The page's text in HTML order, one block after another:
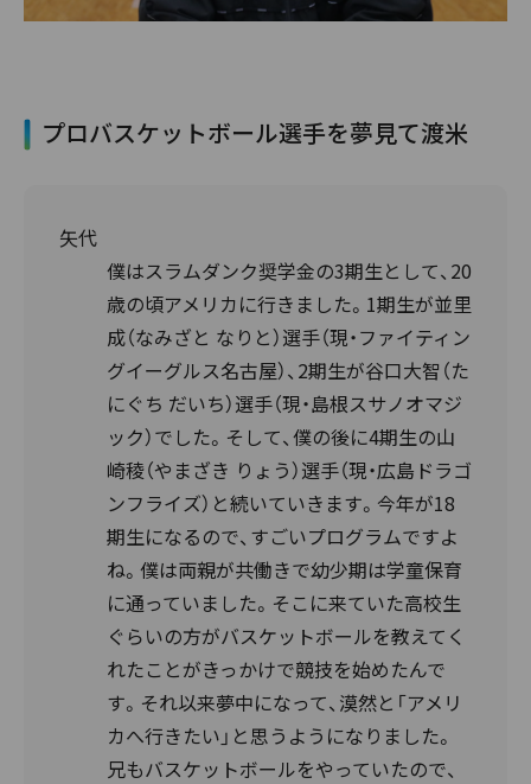
プロバスケットボール選手を夢見て渡米
矢代
僕はスラムダンク奨学金の3期生として、20
歳の頃アメリカに行きました。1期生が並里
成（なみざと なりと）選手（現・ファイティン
グイーグルス名古屋）、2期生が谷口大智（た
にぐち だいち）選手（現・島根スサノオマジ
ック）でした。そして、僕の後に4期生の山
崎稜（やまざき りょう）選手（現・広島ドラゴ
ンフライズ）と続いていきます。今年が18
期生になるので、すごいプログラムですよ
ね。僕は両親が共働きで幼少期は学童保育
に通っていました。そこに来ていた高校生
ぐらいの方がバスケットボールを教えてく
れたことがきっかけで競技を始めたんで
す。それ以来夢中になって、漠然と「アメリ
カへ行きたい」と思うようになりました。
兄もバスケットボールをやっていたので、